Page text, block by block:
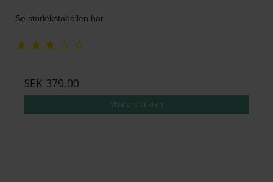
Se storlekstabellen här
SEK 379,00
Visa produkten